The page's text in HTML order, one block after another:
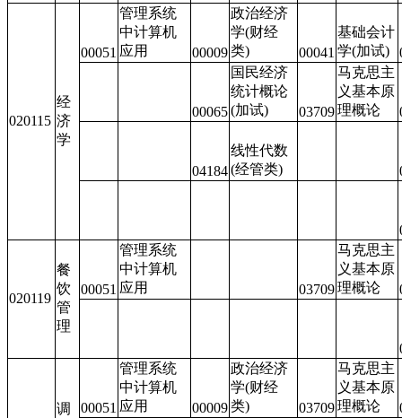
020115
经
济
学
00051
管理系统
中计算机
应用
00009
政治经济
学(财经
类)
00041
基础会计
学(加试)
00065
国民经济
统计概论
(加试)
03709
马克思主
义基本原
理概论
04184
线性代数
(经管类)
020119
餐
饮
管
理
00051
管理系统
中计算机
应用
03709
马克思主
义基本原
理概论
调 00051
管理系统
中计算机
应用
00009
政治经济
学(财经
类)
03709
马克思主
义基本原
理概论